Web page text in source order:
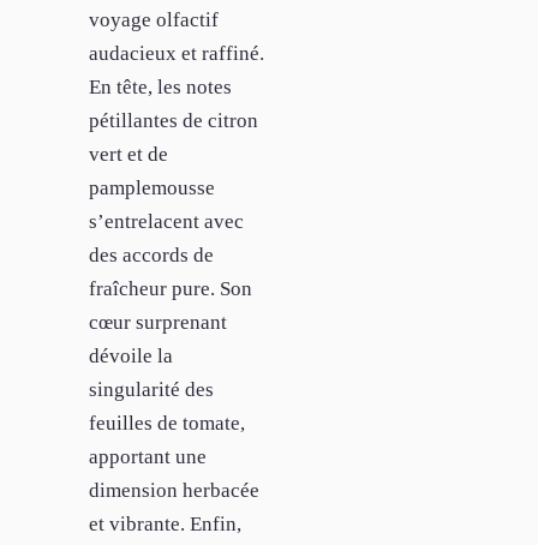
voyage olfactif
audacieux et raffiné.
En tête, les notes
pétillantes de citron
vert et de
pamplemousse
s’entrelacent avec
des accords de
fraîcheur pure. Son
cœur surprenant
dévoile la
singularité des
feuilles de tomate,
apportant une
dimension herbacée
et vibrante. Enfin,